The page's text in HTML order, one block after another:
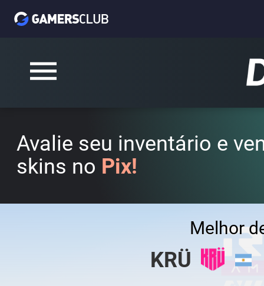
Avalie seu inventário e
skins no Pix!
Melhor
KRÜ